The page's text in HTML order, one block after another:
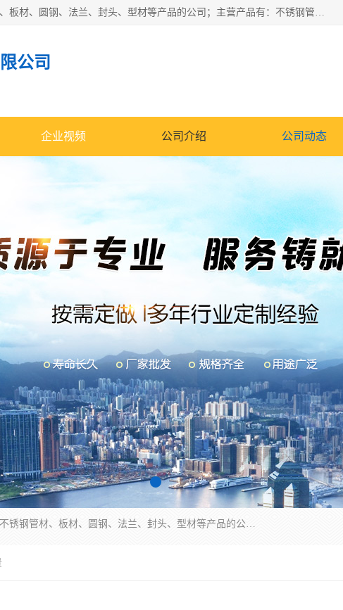
山东华钰金属材料有限公司是一家经营各种不锈钢管材、板材、圆钢、法兰、封头、型材等产品的公司；主营产品有：不锈钢管，激光切割，管件标准件，不锈钢圆钢，不锈钢人孔，不锈钢亮管，不锈钢角钢，不锈钢加工，不锈钢管子，不锈钢工业方管，不锈钢封头，不锈钢法兰，不锈钢阀门，不锈钢槽钢，不锈钢扁钢，不锈钢板等；可为客户制作各种规格的型材及不锈钢配件、非标准件及各种容器具等，能满足客户的不同采购要求。
公司
企业视频 公司介绍 公司动态
山东华钰金属材料有限公司是一家经营各种不锈钢管材、板材、圆钢、法兰、封头、型材等产品的公司；主营产品有：不锈钢管，激光切割，管件标准件，不锈钢圆钢，不锈钢人孔，不锈钢亮管，不锈钢角钢，不锈钢加工，不锈钢管子，不锈钢工业方管，不锈钢封头，不锈钢法兰，不锈钢阀门，不锈钢槽钢，不锈钢扁钢，不锈钢板等；可为客户制作各种规格的型材及不锈钢配件、非标准件及各种容器具等，能满足客户的不同采购要求。